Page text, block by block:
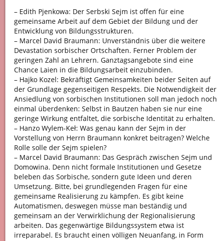
– Edith Pjenkowa: Der Serbski Sejm ist offen für eine
gemeinsame Arbeit auf dem Gebiet der Bildung und der
Entwicklung von Bildungsstrukturen.
– Marcel David Braumann: Unverständnis über die weitere
Devastation sorbischer Ortschaften. Ferner Problem der
geringen Zahl an Lehrern. Ganztagsangebote sind eine
Chance Laien in die Bildungsarbeit einzubinden.
– Hajko Kozel: Bekräftigt Gemeinsamkeiten beider Seiten auf
der Grundlage gegenseitigen Respekts. Die Notwendigkeit der
Ansiedlung von sorbischen Institutionen soll man jedoch noch
einmal überdenken: Selbst in Bautzen haben sie nur eine
geringe Wirkung entfaltet, die sorbische Identität zu erhalten.
– Hanzo Wylem-Keł: Was genau kann der Sejm in der
Vorstellung von Herrn Braumann konkret beitragen? Welche
Rolle solle der Sejm spielen?
– Marcel David Braumann: Das Gespräch zwischen Sejm und
Domowina. Denn nicht formale Institutionen und Gesetze
beleben das Sorbische, sondern gute Ideen und deren
Umsetzung. Bitte, bei grundlegenden Fragen für eine
gemeinsame Realisierung zu kämpfen. Es gibt keine
Automatismen, deswegen müsse man beständig und
gemeinsam an der Verwirklichung der Regionalisierung
arbeiten. Das gegenwärtige Bildungssystem etwa ist
irreparabel. Es braucht einen völligen Neuanfang, in Form